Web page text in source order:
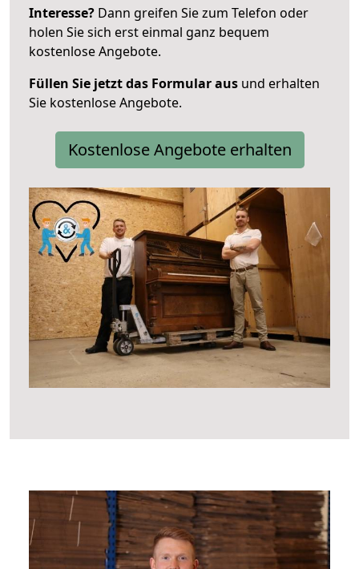
Interesse? Dann greifen Sie zum Telefon oder
holen Sie sich erst einmal ganz bequem
kostenlose Angebote.
Füllen Sie jetzt das Formular aus und erhalten
Sie kostenlose Angebote.
Kostenlose Angebote erhalten